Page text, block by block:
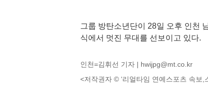
그룹 방탄소년단이 28일 오후 인천
식에서 멋진 무대를 선보이고 있다.
인천=김휘선 기자 | hwijpg@mt.co.kr
<저작권자 © ‘리얼타임 연예스포츠 속보